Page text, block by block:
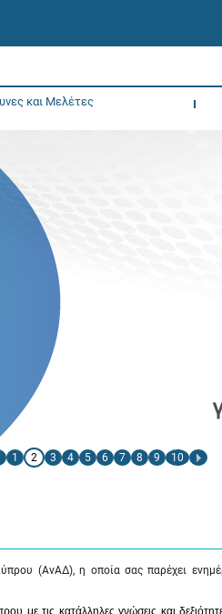
και Μελέτες
1 2 3 4 5 6 7 8 9 10
(ΑνΑΔ), η οποία σας παρέχει
τις κατάλληλες γνώσεις και